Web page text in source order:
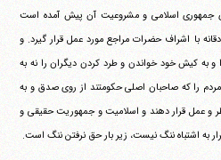
جمهوری اسلامی و مشروعیت آن پیش آمده است
با اشراف حضرات مراجع مورد عمل قرار گیرد. و
به کیش خود خواندن و طرد کردن دیگران را نه به
را که صاحبان اصلی حکومتند از روی صدق و به
نظر و عمل قرار دهند و اسلامیت و جمهوریت حقیقی و
به اشتباه ننگ نیست، زیر بار حق نرفتن ننگ است.